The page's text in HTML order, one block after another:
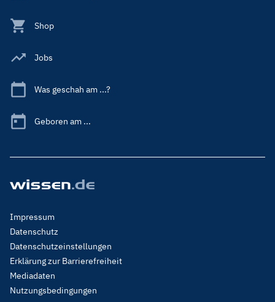
Shop
Jobs
Was geschah am ...?
Geboren am ...
Footer
Menu
Legal
Impressum
Datenschutz
Datenschutzeinstellungen
Erklärung zur Barrierefreiheit
Mediadaten
Nutzungsbedingungen